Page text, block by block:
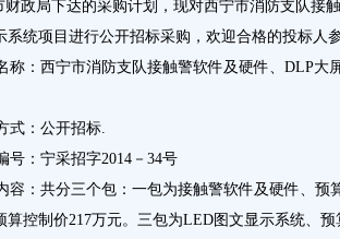
政局下达的采购计划，现对西宁市消防支队接
系统项目进行公开招标采购，欢迎合格的投标人参
：西宁市消防支队接触警软件及硬件、DLP大
式：公开招标.
：宁采招字2014－34号
：共分三个包：一包为接触警软件及硬件、预
算控制价217万元。三包为LED图文显示系统、